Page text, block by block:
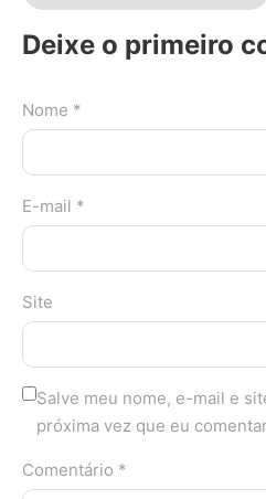
Deixe o primeiro
Nome *
E-mail *
Site
Salve meu nome, e-mail e
próxima vez que eu
Comentário *